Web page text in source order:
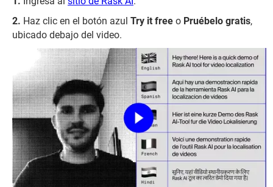
Haz clic en el botón azul Try it free o Pruébelo gratis,
ubicado debajo del video.